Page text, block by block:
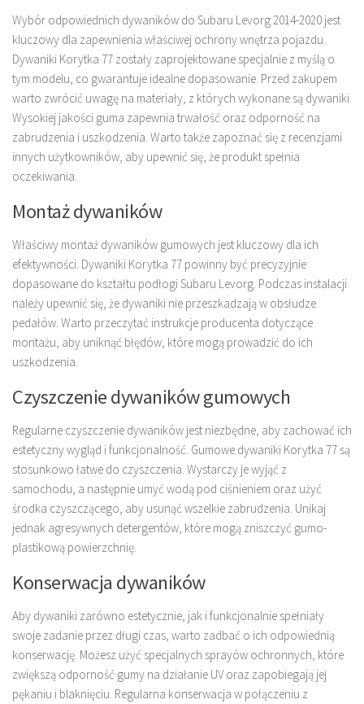
Wybór odpowiednich dywaników do Subaru Levorg 2014-2020 jest
kluczowy dla zapewnienia właściwej ochrony wnętrza pojazdu.
Dywaniki Korytka 77 zostały zaprojektowane specjalnie z myślą o
tym modelu, co gwarantuje idealne dopasowanie. Przed zakupem
warto zwrócić uwagę na materiały, z których wykonane są dywaniki.
Wysokiej jakości guma zapewnia trwałość oraz odporność na
zabrudzenia i uszkodzenia. Warto także zapoznać się z recenzjami
innych użytkowników, aby upewnić się, że produkt spełnia
oczekiwania.
Montaż dywaników
Właściwy montaż dywaników gumowych jest kluczowy dla ich
efektywności. Dywaniki Korytka 77 powinny być precyzyjnie
dopasowane do kształtu podłogi Subaru Levorg. Podczas instalacji
należy upewnić się, że dywaniki nie przeszkadzają w obsłudze
pedałów. Warto przeczytać instrukcje producenta dotyczące
montażu, aby uniknąć błędów, które mogą prowadzić do ich
uszkodzenia.
Czyszczenie dywaników gumowych
Regularne czyszczenie dywaników jest niezbędne, aby zachować ich
estetyczny wygląd i funkcjonalność. Gumowe dywaniki Korytka 77 są
stosunkowo łatwe do czyszczenia. Wystarczy je wyjąć z
samochodu, a następnie umyć wodą pod ciśnieniem oraz użyć
środka czyszczącego, aby usunąć wszelkie zabrudzenia. Unikaj
jednak agresywnych detergentów, które mogą zniszczyć gumo-
plastikową powierzchnię.
Konserwacja dywaników
Aby dywaniki zarówno estetycznie, jak i funkcjonalnie spełniały
swoje zadanie przez długi czas, warto zadbać o ich odpowiednią
konserwację. Możesz użyć specjalnych sprayów ochronnych, które
zwiększą odporność gumy na działanie UV oraz zapobiegają jej
pękaniu i blaknięciu. Regularna konserwacja w połączeniu z